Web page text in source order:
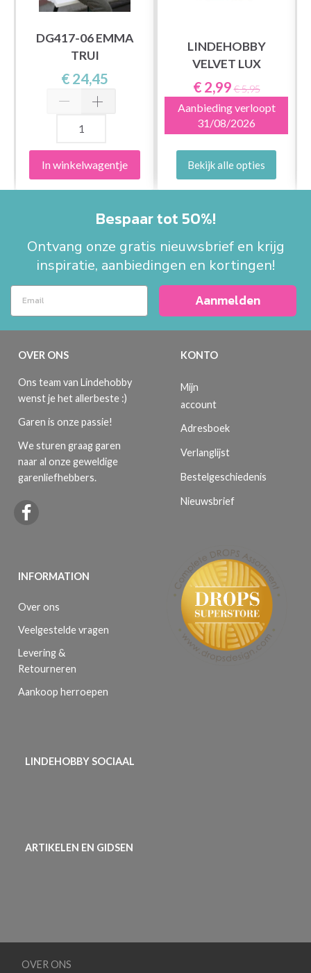
DG417-06 EMMA
TRUI
€ 24,45
In winkelwagentje
LINDEHOBBY
VELVET LUX
€ 2,99 € 5,95
Aanbieding verloopt
31/08/2026
Bekijk alle opties
Bespaar tot 50%!
Ontvang onze gratis nieuwsbrief en krijg
inspiratie, aanbiedingen en kortingen!
Aanmelden
OVER ONS
Ons team van Lindehobby
wenst je het allerbeste :)
Garen is onze passie!
We sturen graag garen
naar al onze geweldige
garenliefhebbers.
INFORMATION
Over ons
Veelgestelde vragen
Levering &
Retourneren
Aankoop herroepen
KONTO
Mijn
account
Adresboek
Verlanglijst
Bestelgeschiedenis
Nieuwsbrief
LINDEHOBBY SOCIAAL
ARTIKELEN EN GIDSEN
OVER ONS